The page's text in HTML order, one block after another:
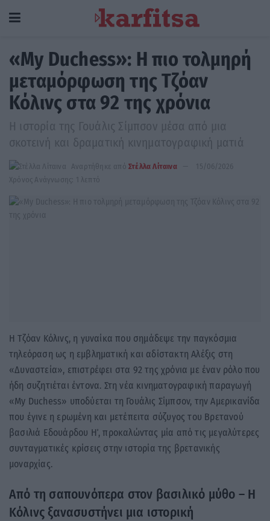
«My Duchess»: Η πιο τολμηρή
μεταμόρφωση της Τζόαν
Κόλινς στα 92 της χρόνια
Η ιστορία της Γουάλις Σίμπσον μέσα από μια
σκοτεινή και δραματική κινηματογραφική ματιά
Αναρτήθηκε από Στέλλα Λίταινα
15/06/2026
Χρόνος Ανάγνωσης: 1 λεπτό
Η Τζόαν Κόλινς, η γυναίκα που σημάδεψε την παγκόσμια
τηλεόραση ως η εμβληματική και αδίστακτη Αλέξις στη
«Δυναστεία», επιστρέφει στα 92 της χρόνια με έναν ρόλο που
ήδη συζητιέται έντονα. Στη νέα κινηματογραφική παραγωγή
«My Duchess» υποδύεται τη Γουάλις Σίμπσον, την Αμερικανίδα
που έγινε η ερωμένη και μετέπειτα σύζυγος του Βρετανού
βασιλιά Εδουάρδου Η΄, προκαλώντας μία από τις μεγαλύτερες
συνταγματικές κρίσεις στην ιστορία της βρετανικής
μοναρχίας.
Από τη σαπουνόπερα στον βασιλικό μύθο – Η
Κόλινς ξανασυστήνει μια ιστορική